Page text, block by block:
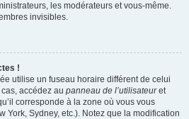
les modérateurs et vous-même.
invisibles.
!
utilise un fuseau horaire différent de celui
accédez au panneau de l’utilisateuret
corresponde à la zone où vous vous
York, Sydney, etc.). Notez que la modification